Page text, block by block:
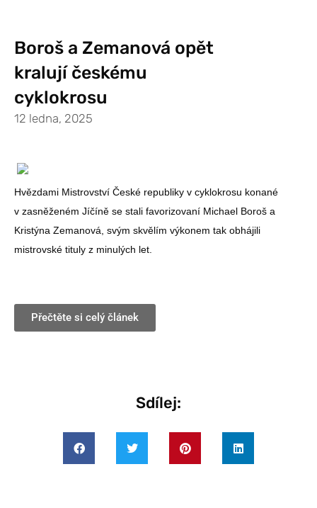
Boroš a Zemanová opět
kralují českému
cyklokrosu
12 ledna, 2025
Hvězdami Mistrovství České republiky v cyklokrosu konané
v zasněženém Jíčíně se stali favorizovaní Michael Boroš a
Kristýna Zemanová, svým skvělím výkonem tak obhájili
mistrovské tituly z minulých let.
Přečtěte si celý článek
Sdílej: